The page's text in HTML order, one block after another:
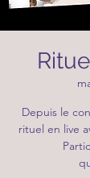
Depuis le
rituel en live